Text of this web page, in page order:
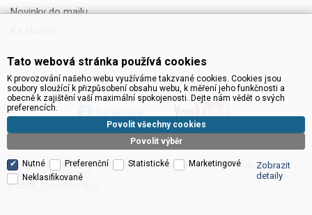
Novinky do mailu
Satelitní technika - satelitní přijímače a komplety, set top boxy, dvb-t
technika :: INTER SAT
© 2026
Tato webová stránka používá cookies
K provozování našeho webu využíváme takzvané cookies. Cookies jsou
soubory sloužící k přizpůsobení obsahu webu, k měření jeho funkčnosti a
obecně k zajištění vaší maximální spokojenosti. Dejte nám vědět o svých
preferencích.
Povolit výběr
Povolit všechny cookies
Nutné Preferenční Statistické
Marketingové
Neklasifikované
Zobrazit
detaily